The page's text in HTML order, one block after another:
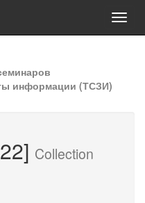
информации (ТСЗИ)
Collection